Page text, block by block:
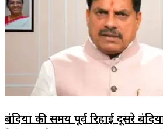
बंदियों की समय पूर्व रिहाई दूसरे